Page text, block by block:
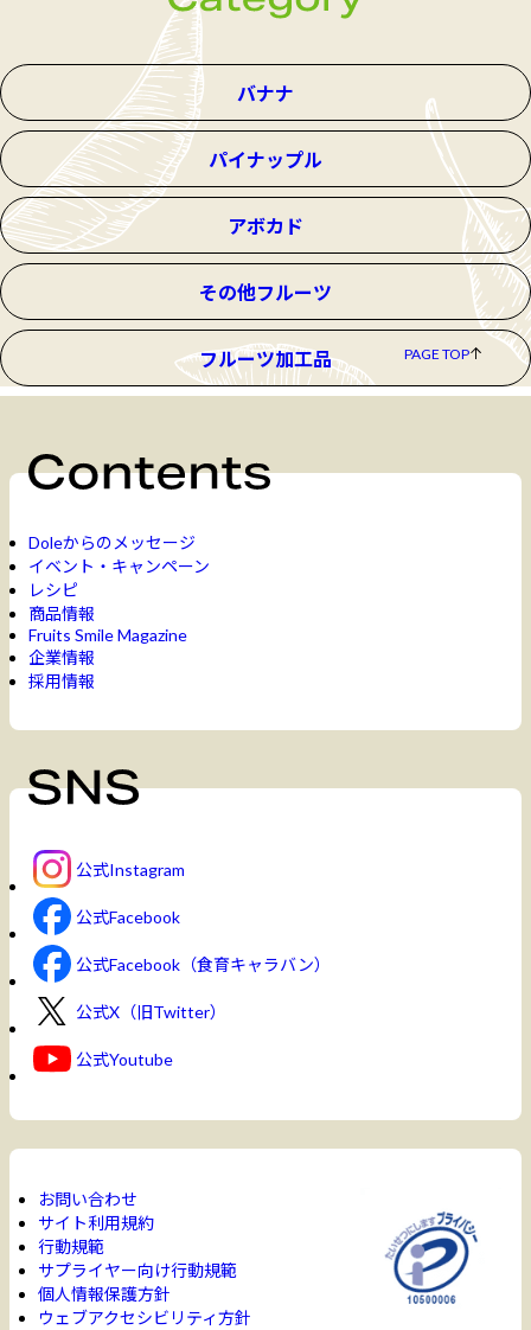
バナナ
パイナップル
アボカド
その他フルーツ
フルーツ加工品 PAGE TOP
Doleからのメッセージ
イベント・キャンペーン
レシピ
商品情報
Fruits Smile Magazine
企業情報
採用情報
公式Instagram
公式Facebook
公式Facebook（食育キャラバン）
公式X（旧Twitter）
公式Youtube
お問い合わせ
サイト利用規約
行動規範
サプライヤー向け行動規範
個人情報保護方針
ウェブアクセシビリティ方針